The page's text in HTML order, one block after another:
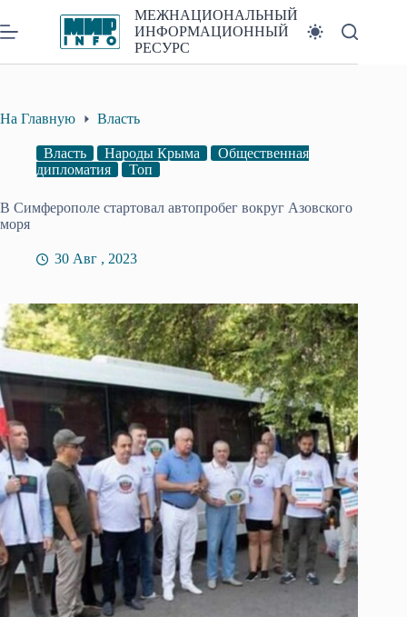
к
сути
МЕЖНАЦИОНАЛЬНЫЙ
ИНФОРМАЦИОННЫЙ
РЕСУРС
На Главную Власть
Власть Народы Крыма
Общественная
дипломатия
Топ
В Симферополе стартовал автопробег вокруг Азовского
моря
30 Авг , 2023